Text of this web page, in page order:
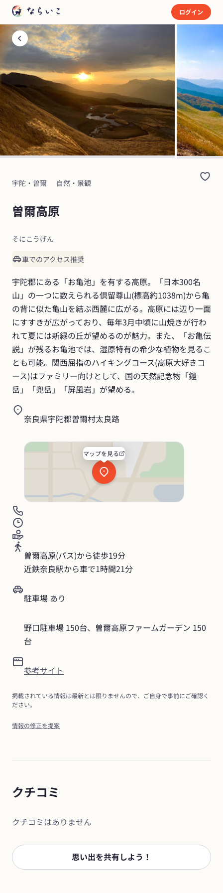
ログイン
宇陀・曽爾 自然・景観
曽爾高原
そにこうげん
車でのアクセス推奨
宇陀郡にある「お亀池」を有する高原。「日本300名
山」の一つに数えられる倶留尊山(標高約1038m)から亀
の背に似た亀山を結ぶ西麓に広がる。高原には辺り一面
にすすきが広がっており、毎年3月中頃に山焼きが行わ
れて夏には新緑の丘が望めるのが魅力。また、「お亀伝
説」が残るお亀池では、湿原特有の希少な植物を見るこ
とも可能。関西屈指のハイキングコース(高原大好きコ
ース)はファミリー向けとして、国の天然記念物「鎧
岳」「兜岳」「屏風岩」が望める。
奈良県宇陀郡曽爾村太良路
マップを見る
曽爾高原(バス)から徒歩19分
近鉄奈良駅から車で1時間21分
駐車場 あり
野口駐車場 150台、曽爾高原ファームガーデン 150
台
参考サイト
掲載されている情報は最新とは限りませんので、ご自身で事前にご確認く
ださい。
情報の修正を提案
クチコミ
クチコミはありません
思い出を共有しよう！